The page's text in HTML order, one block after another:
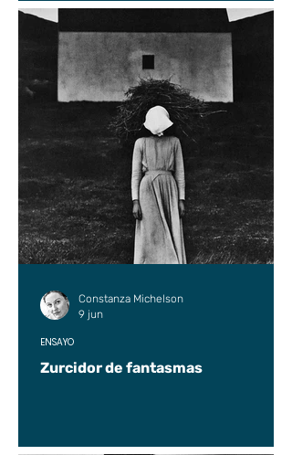
Zurcidor de fantasmas
ENSAYO
Constanza Michelson
9 jun